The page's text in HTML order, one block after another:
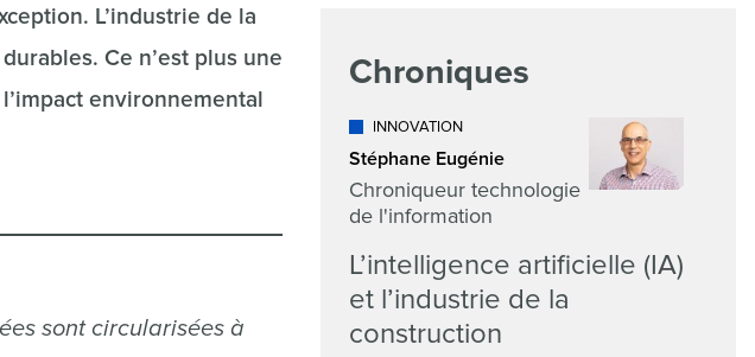
L’industrie de la
Ce n’est plus une
environnemental
sont circularisées à
Chroniques
INNOVATION
Stéphane Eugénie
Chroniqueur technologie
de l'information
L’intelligence artificielle (IA)
et l’industrie de la
construction